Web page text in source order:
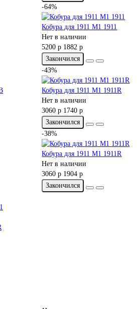
-64%
Кобура для 1911 M1 1911
Нет в наличии
5200 р 1882 р
Закончился
-43%
Кобура для 1911 M1 1911R
Нет в наличии
3060 р 1740 р
Закончился
-38%
Кобура для 1911 M1 1911R
Нет в наличии
3060 р 1904 р
Закончился